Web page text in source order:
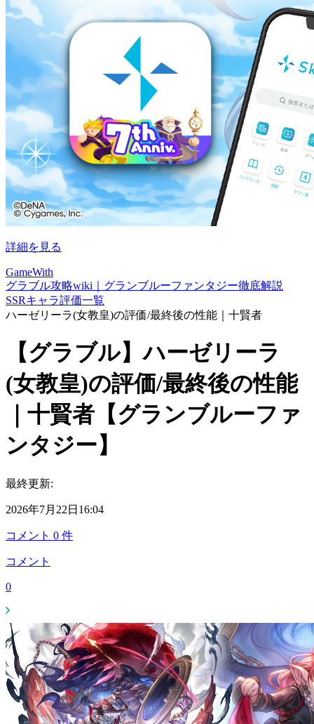
詳細を見る
GameWith
グラブル攻略wiki｜グランブルーファンタジー徹底解説
SSRキャラ評価一覧
ハーゼリーラ(女教皇)の評価/最終後の性能｜十賢者
【グラブル】ハーゼリーラ
(女教皇)の評価/最終後の性能
｜十賢者【グランブルーファ
ンタジー】
最終更新:
2026年7月22日16:04
コメント 0 件
コメント
0